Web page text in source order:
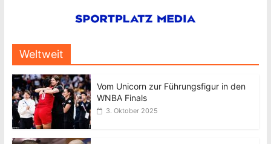
Weltweit
Vom Unicorn zur Führungsfigur in den
WNBA Finals
3. Oktober 2025